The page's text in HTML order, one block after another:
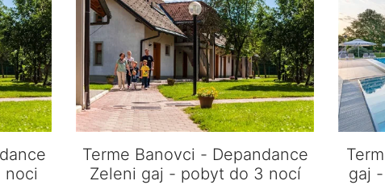
noci
Terme Banovci - Depandance
Zeleni gaj - pobyt do 3 nocí
gaj